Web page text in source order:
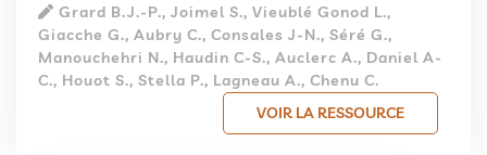
Grard B.J.-P., Joimel S., Vieublé Gonod L.,
Giacche G., Aubry C., Consales J-N., Séré G.,
Manouchehri N., Haudin C-S., Auclerc A., Daniel A-
C., Houot S., Stella P., Lagneau A., Chenu C.
VOIR LA RESSOURCE